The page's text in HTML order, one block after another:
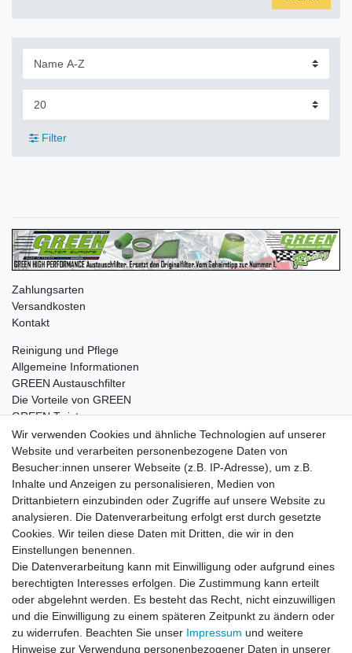
Filter
Zahlungsarten
Versandkosten
Kontakt
Reinigung und Pflege
Allgemeine Informationen
GREEN Austauschfilter
Die Vorteile von GREEN
GREEN Twister
Impressum Daten­schutz­erklärung AGB
Barrierefreiheitserklärung Widerrufs­recht
Vertrag widerrufen Kontakt
© Copyright 2026 | Alle Rechte vorbehalten.
Wir verwenden Cookies und ähnliche Technologien auf unserer
Website und verarbeiten personenbezogene Daten von
Besucher:innen unserer Webseite (z.B. IP-Adresse), um z.B.
Inhalte und Anzeigen zu personalisieren, Medien von
Drittanbietern einzubinden oder Zugriffe auf unsere Website zu
analysieren. Die Datenverarbeitung erfolgt erst durch gesetzte
Cookies. Wir teilen diese Daten mit Dritten, die wir in den
Einstellungen benennen.
Die Datenverarbeitung kann mit Einwilligung oder aufgrund eines
berechtigten Interesses erfolgen. Die Zustimmung kann erteilt
oder abgelehnt werden. Es besteht das Recht, nicht einzuwilligen
und die Einwilligung zu einem späteren Zeitpunkt zu ändern oder
zu widerrufen. Beachten Sie unser Impressum und weitere
Hinweise zur Verwendung personenbezogener Daten in unserer